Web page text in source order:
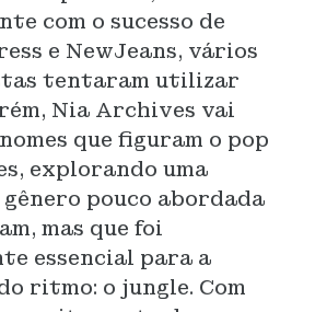
com o sucesso de
e NewJeans, vários
tentaram utilizar
Nia Archives vai
que figuram o pop
explorando uma
pouco abordada
mas que foi
essencial para a
ritmo: o jungle. Com